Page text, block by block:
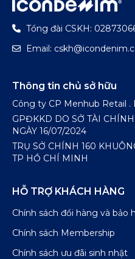
Tổng đài CSKH:
Email:
Thông tin chủ sở hữu
Công ty CP Menhub Retail .
GPĐKKD DO SỞ TÀI
NGÀY 16/07/2024
TRỤ SỞ CHÍNH 160
TP HỒ CHÍ MINH
HỖ TRỢ KHÁCH HÀNG
Chính sách đổi hàng và bảo
Chính sách Membership
Chính sách ưu đãi sinh nhật